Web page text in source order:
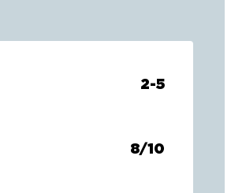
2-5
8/10